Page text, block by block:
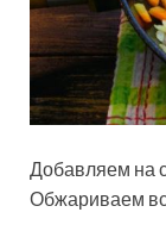
Добавляем на
Обжариваем